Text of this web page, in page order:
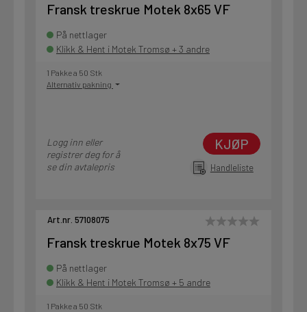
Fransk treskrue Motek 8x65 VF
På nettlager
Klikk & Hent i Motek Tromsø + 3 andre
1 Pakke a 50 Stk
Alternativ pakning
Logg inn eller
registrer deg for å
se din avtalepris
KJØP
Handleliste
Art.nr. 57108075
Fransk treskrue Motek 8x75 VF
På nettlager
Klikk & Hent i Motek Tromsø + 5 andre
1 Pakke a 50 Stk